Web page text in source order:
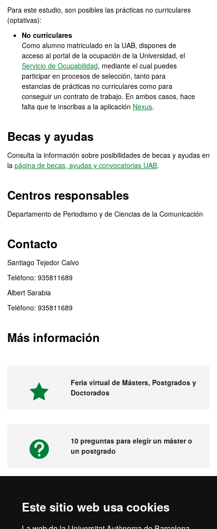
Este sitio web usa cookies
Para este estudio, son posibles las prácticas no curriculares
(optativas):
No curriculares
Como alumno matriculado en la UAB, dispones de
acceso al portal de la ocupación de la Universidad, el
Servicio de Ocupabilidad, mediante el cual puedes
participar en procesos de selección, tanto para
estancias de prácticas no curriculares como para
conseguir un contrato de trabajo. En ambos casos, hace
falta que te inscribas a la aplicación Nexus.
Becas y ayudas
Consulta la información sobre posibilidades de becas y ayudas en
la página de becas, ayudas y convocatorias UAB.
Centros responsables
Departamento de Periodismo y de Ciencias de la Comunicación
Contacto
Santiago Tejedor Calvo
Teléfono: 935811689
Albert Sarabia
Teléfono: 935811689
Más información
Feria virtual de Másters, Postgrados y
Doctorados
10 preguntas para elegir un máster o
un postgrado
postgrados y doctorados